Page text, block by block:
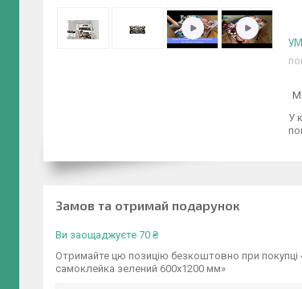
У
Замов та отримай подарунок
Ви заощаджуєте 70 ₴
Отримайте цю позицію безкоштовно при покупці
самоклейка зелений 600х1200 мм»